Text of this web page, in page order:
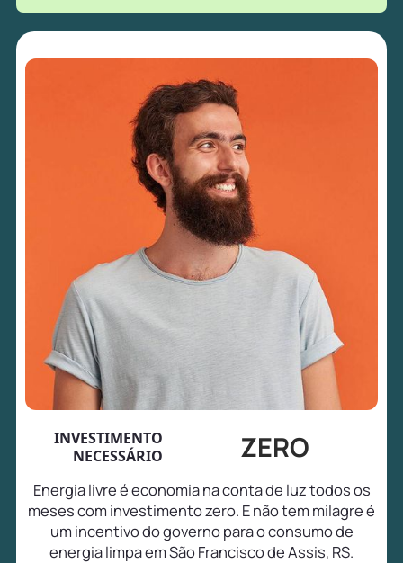
INVESTIMENTO
NECESSÁRIO
ZERO
Energia livre é economia na conta de luz todos os
meses com investimento zero. E não tem milagre é
um incentivo do governo para o consumo de
energia limpa em São Francisco de Assis, RS.